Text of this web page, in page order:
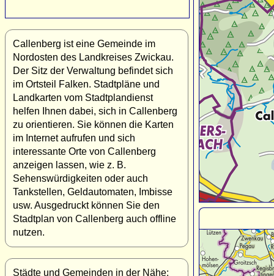
Callenberg ist eine Gemeinde im
Nordosten des Landkreises Zwickau.
Der Sitz der Verwaltung befindet sich
im Ortsteil Falken. Stadtpläne und
Landkarten vom Stadtplandienst
helfen Ihnen dabei, sich in Callenberg
zu orientieren. Sie können die Karten
im Internet aufrufen und sich
interessante Orte von Callenberg
anzeigen lassen, wie z. B.
Sehenswürdigkeiten oder auch
Tankstellen, Geldautomaten, Imbisse
usw. Ausgedruckt können Sie den
Stadtplan von Callenberg auch offline
nutzen.
Städte und Gemeinden in der Nähe: